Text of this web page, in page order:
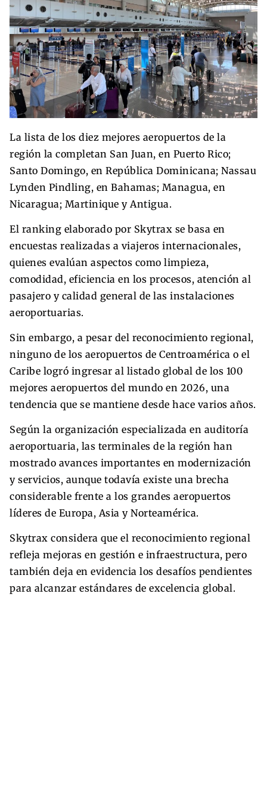
La lista de los diez mejores aeropuertos de la
región la completan San Juan, en Puerto Rico;
Santo Domingo, en República Dominicana; Nassau
Lynden Pindling, en Bahamas; Managua, en
Nicaragua; Martinique y Antigua.
El ranking elaborado por Skytrax se basa en
encuestas realizadas a viajeros internacionales,
quienes evalúan aspectos como limpieza,
comodidad, eficiencia en los procesos, atención al
pasajero y calidad general de las instalaciones
aeroportuarias.
Sin embargo, a pesar del reconocimiento regional,
ninguno de los aeropuertos de Centroamérica o el
Caribe logró ingresar al listado global de los 100
mejores aeropuertos del mundo en 2026, una
tendencia que se mantiene desde hace varios años.
Según la organización especializada en auditoría
aeroportuaria, las terminales de la región han
mostrado avances importantes en modernización
y servicios, aunque todavía existe una brecha
considerable frente a los grandes aeropuertos
líderes de Europa, Asia y Norteamérica.
Skytrax considera que el reconocimiento regional
refleja mejoras en gestión e infraestructura, pero
también deja en evidencia los desafíos pendientes
para alcanzar estándares de excelencia global.